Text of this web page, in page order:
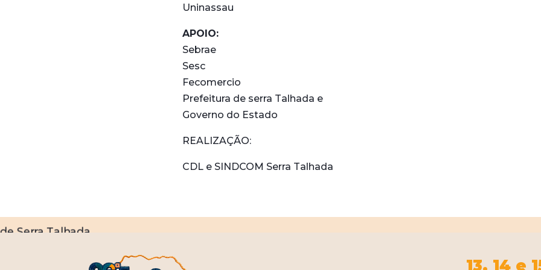
Uninassau
APOIO:
Sebrae
Sesc
Fecomercio
Prefeitura de serra Talhada e
Governo do Estado
REALIZAÇÃO:
CDL e SINDCOM Serra Talhada
13, 14 e